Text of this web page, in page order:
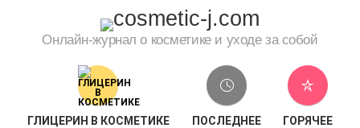
Онлайн-журнал о косметике и уходе за собой
ГЛИЦЕРИН В КОСМЕТИКЕ ПОСЛЕДНЕЕ ГОРЯЧЕЕ